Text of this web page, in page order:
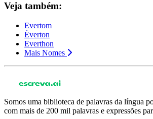
Veja também:
Evertom
Éverton
Everthon
Mais Nomes
Somos uma biblioteca de palavras da língua
com mais de 200 mil palavras e expressões